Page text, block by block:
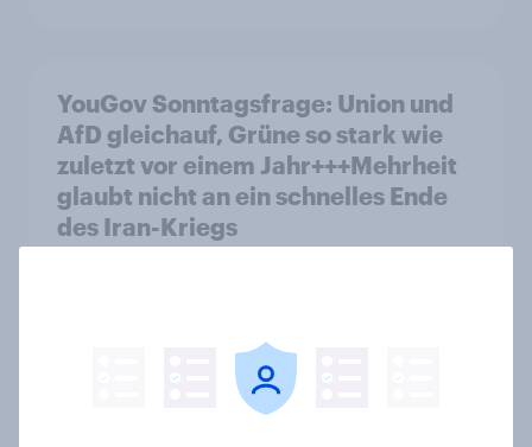
YouGov Sonntagsfrage: Union und
AfD gleichauf, Grüne so stark wie
zuletzt vor einem Jahr+++Mehrheit
glaubt nicht an ein schnelles Ende
des Iran-Kriegs
Frauen und Männer sind sich einig,
dass die Geschlechter